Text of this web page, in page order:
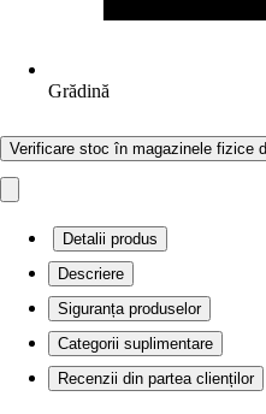
Grădină
Verificare stoc în magazinele fizice
Detalii produs
Descriere
Siguranța produselor
Categorii suplimentare
Recenzii din partea clienților